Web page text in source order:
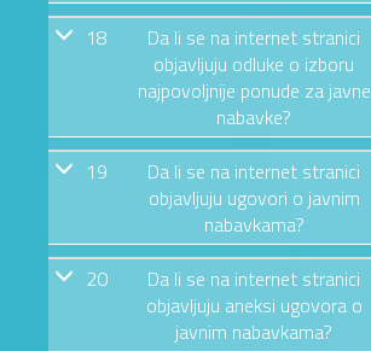
18
Da li se na internet stranici
objavljuju odluke o izboru
najpovoljnije ponude za javne
nabavke?
19
Da li se na internet stranici
objavljuju ugovori o javnim
nabavkama?
20
Da li se na internet stranici
objavljuju aneksi ugovora o
javnim nabavkama?